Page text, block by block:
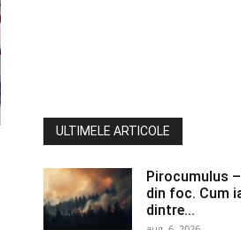
ULTIMELE ARTICOLE
Pirocumulus
din foc. Cum
dintre...